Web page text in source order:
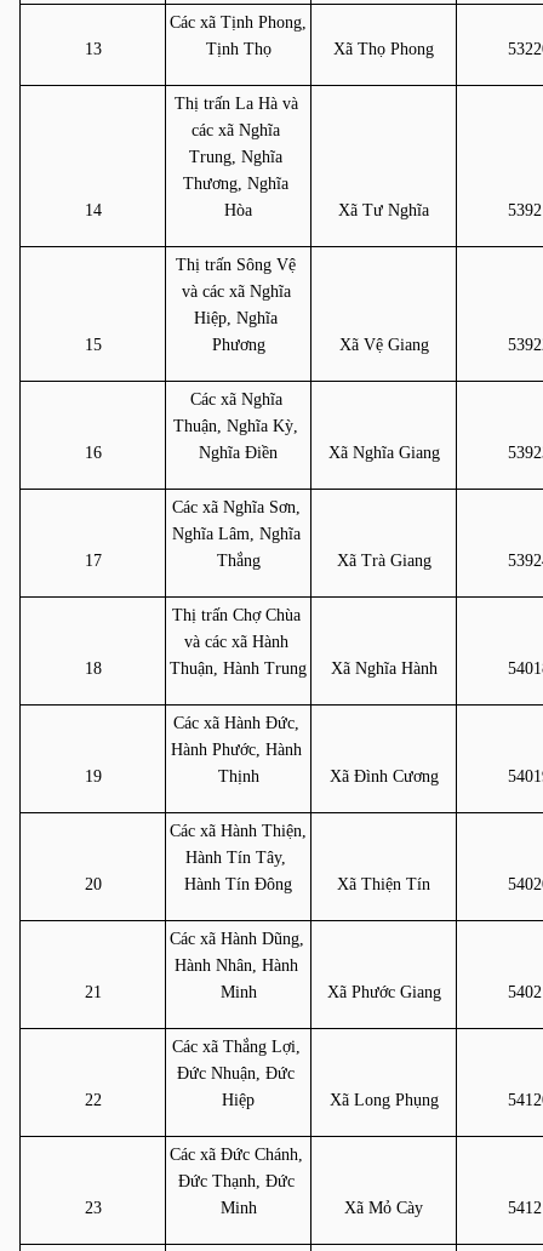
13
Các xã Tịnh Phong,
Tịnh Thọ
Xã Thọ Phong
14
Thị trấn La Hà và
các xã Nghĩa
Trung, Nghĩa
Thương, Nghĩa
Hòa
Xã Tư Nghĩa
15
Thị trấn Sông Vệ
và các xã Nghĩa
Hiệp, Nghĩa
Phương
Xã Vệ Giang
16
Các xã Nghĩa
Thuận, Nghĩa Kỳ,
Nghĩa Điền
Xã Nghĩa Giang
17
Các xã Nghĩa Sơn,
Nghĩa Lâm, Nghĩa
Thắng
Xã Trà Giang
18
Thị trấn Chợ Chùa
và các xã Hành
Thuận, Hành Trung
Xã Nghĩa Hành
19
Các xã Hành Đức,
Hành Phước, Hành
Thịnh
Xã Đình Cương
20
Các xã Hành Thiện,
Hành Tín Tây,
Hành Tín Đông
Xã Thiện Tín
21
Các xã Hành Dũng,
Hành Nhân, Hành
Minh
Xã Phước Giang
22
Các xã Thắng Lợi,
Đức Nhuận, Đức
Hiệp
Xã Long Phụng
23
Các xã Đức Chánh,
Đức Thạnh, Đức
Minh
Xã Mỏ Cày